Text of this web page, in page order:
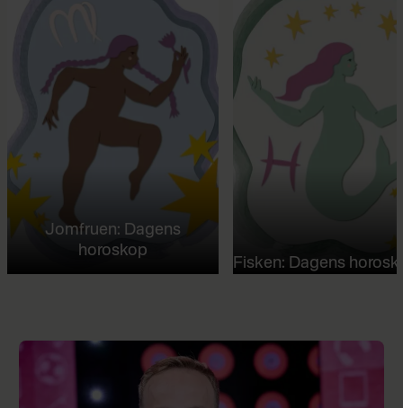
Jomfruen: Dagens
horoskop
Fisken: Dagens